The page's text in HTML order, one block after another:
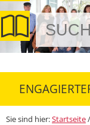
Sie sind hier:Startseite/